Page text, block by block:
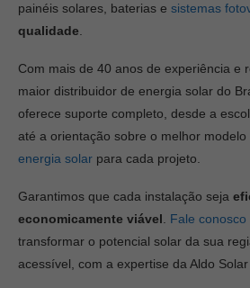
painéis solares, baterias e sistemas
qualidade
Com mais de 40 anos de experiência e
maior distribuidor de energia solar do
oferece suporte completo, desde a
até a orientação sobre o melhor modelo
energia solar para cada projeto.
Garantimos que cada instalação seja
economicamente viável
Fale conosco
transformar o potencial solar da sua
acessível, com a expertise da Aldo Solar